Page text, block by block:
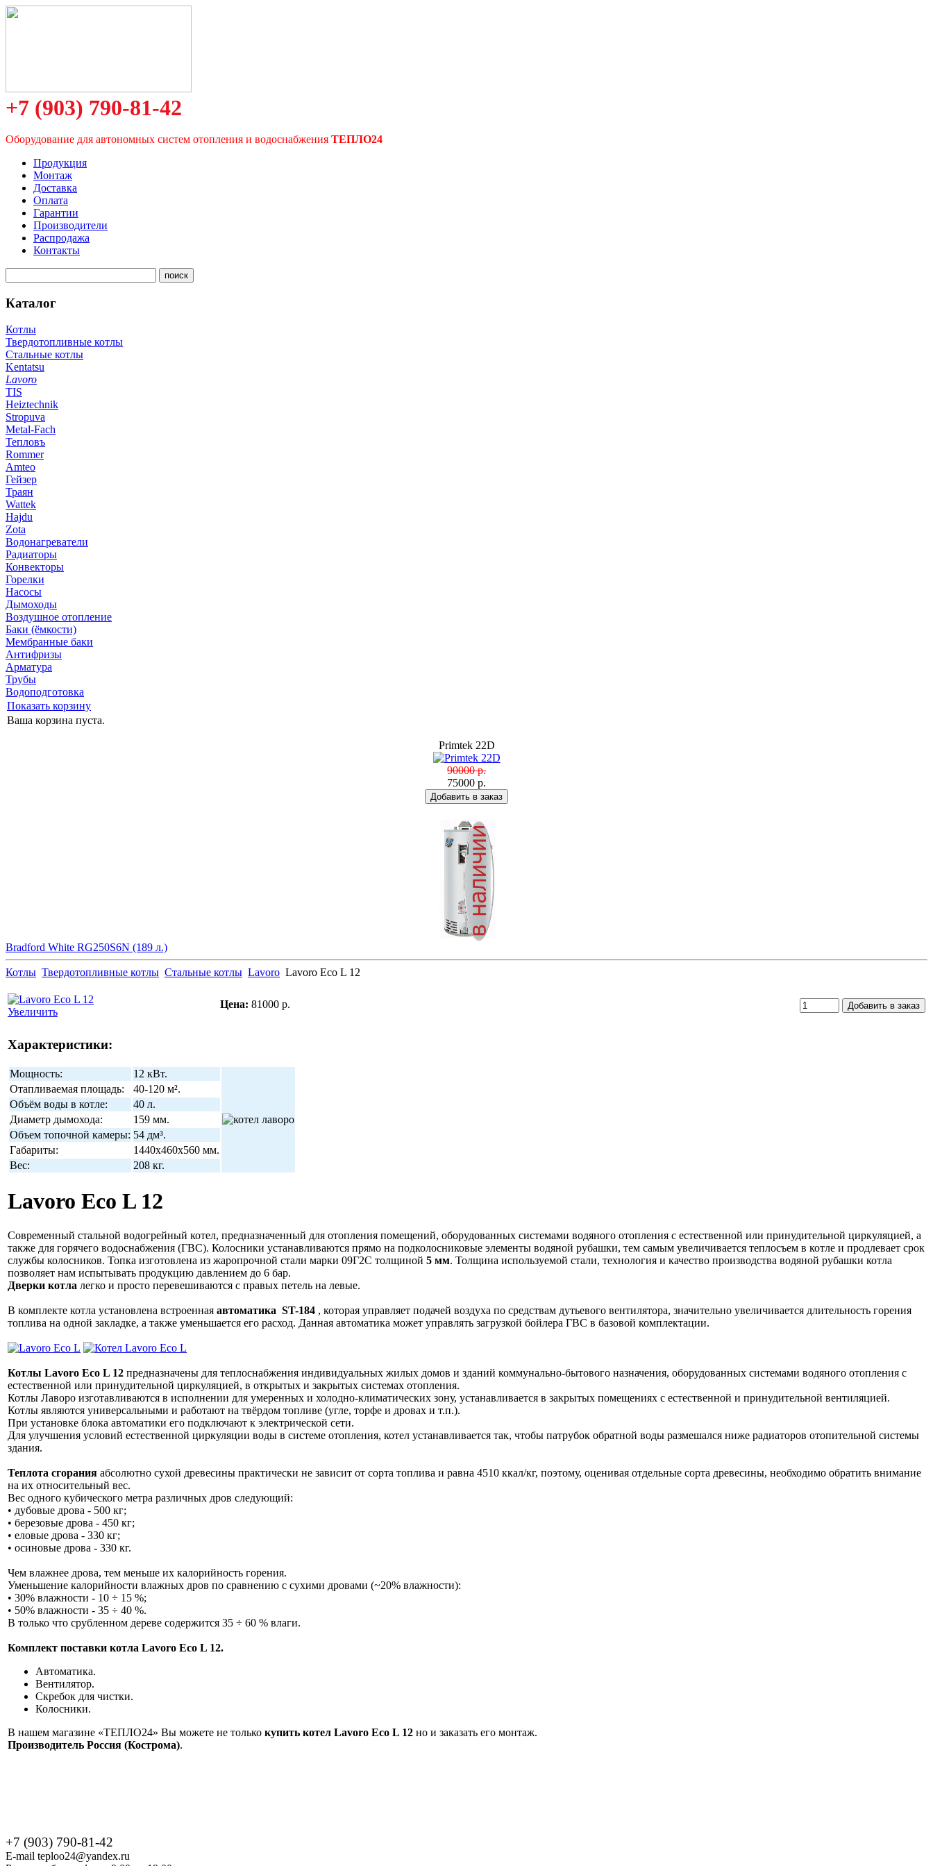
+7 (903) 790-81-42
Оборудование для автономных систем отопления и водоснабжения ТЕПЛО24
Продукция
Монтаж
Доставка
Оплата
Гарантии
Производители
Распродажа
Контакты
Каталог
Котлы
Твердотопливные котлы
Стальные котлы
Kentatsu
Lavoro
TIS
Heiztechnik
Stropuva
Metal-Fach
Тепловъ
Rommer
Amteo
Гейзер
Траян
Wattek
Hajdu
Zota
Водонагреватели
Радиаторы
Конвекторы
Горелки
Насосы
Дымоходы
Воздушное отопление
Баки (ёмкости)
Мембранные баки
Антифризы
Арматура
Трубы
Водоподготовка
Показать корзину
Ваша корзина пуста.
Primtek 22D
90000 р.
75000 р.
Bradford White RG250S6N (189 л.)
Котлы Твердотопливные котлы Стальные котлы Lavoro Lavoro Eco L 12
Увеличить
Цена: 81000 р.
Характеристики:
Мощность:
12 кВт.
Отапливаемая площадь:
40-120 м².
Объём воды в котле:
40 л.
Диаметр дымохода:
159 мм.
Объем топочной камеры: 54 дм³.
Габариты:
1440x460x560 мм.
Вес:
208 кг.
Lavoro Eco L 12
Современный стальной водогрейный котел, предназначенный для отопления помещений, оборудованных системами водяного отопления с естественной или принудительной циркуляцией, а
также для горячего водоснабжения (ГВС). Колосники устанавливаются прямо на подколосниковые элементы водяной рубашки, тем самым увеличивается теплосъем в котле и продлевает срок
службы колосников. Топка изготовлена из жаропрочной стали марки 09Г2С толщиной 5 мм. Толщина используемой стали, технология и качество производства водяной рубашки котла
позволяет нам испытывать продукцию давлением до 6 бар.
Дверки котла легко и просто перевешиваются с правых петель на левые.
В комплекте котла установлена встроенная автоматика ST-184 , которая управляет подачей воздуха по средствам дутьевого вентилятора, значительно увеличивается длительность горения
топлива на одной закладке, а также уменьшается его расход. Данная автоматика может управлять загрузкой бойлера ГВС в базовой комплектации.
Котлы Lavoro Eco L 12 предназначены для теплоснабжения индивидуальных жилых домов и зданий коммунально-бытового назначения, оборудованных системами водяного отопления с
естественной или принудительной циркуляцией, в открытых и закрытых системах отопления.
Котлы Лаворо изготавливаются в исполнении для умеренных и холодно-климатических зону, устанавливается в закрытых помещениях с естественной и принудительной вентиляцией.
Котлы являются универсальными и работают на твёрдом топливе (угле, торфе и дровах и т.п.).
При установке блока автоматики его подключают к электрической сети.
Для улучшения условий естественной циркуляции воды в системе отопления, котел устанавливается так, чтобы патрубок обратной воды размешался ниже радиаторов отопительной системы
здания.
Теплота сгорания абсолютно сухой древесины практически не зависит от сорта топлива и равна 4510 ккал/кг, поэтому, оценивая отдельные сорта древесины, необходимо обратить внимание
на их относительный вес.
Вес одного кубического метра различных дров следующий:
• дубовые дрова - 500 кг;
• березовые дрова - 450 кг;
• еловые дрова - 330 кг;
• осиновые дрова - 330 кг.
Чем влажнее дрова, тем меньше их калорийность горения.
Уменьшение калорийности влажных дров по сравнению с сухими дровами (~20% влажности):
• 30% влажности - 10 ÷ 15 %;
• 50% влажности - 35 ÷ 40 %.
В только что срубленном дереве содержится 35 ÷ 60 % влаги.
Комплект поставки котла Lavoro Eco L 12.
Автоматика.
Вентилятор.
Скребок для чистки.
Колосники.
В нашем магазине «ТЕПЛО24» Вы можете не только купить котел Lavoro Eco L 12 но и заказать его монтаж.
Производитель Россия (Кострома).
+7 (903) 790-81-42
E-mail teploo24@yandex.ru